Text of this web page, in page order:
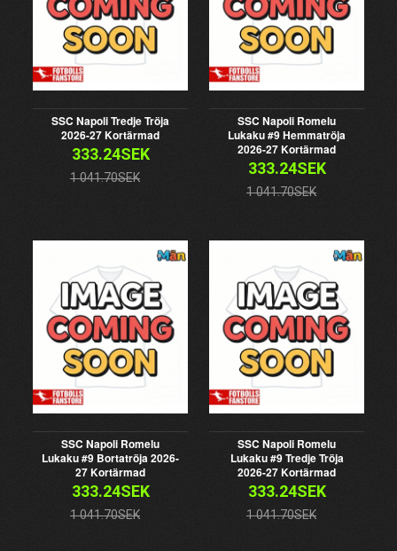
SSC Napoli Tredje Tröja
2026-27 Kortärmad
333.24SEK
1 041.70SEK
SSC Napoli Romelu
Lukaku #9 Hemmatröja
2026-27 Kortärmad
333.24SEK
1 041.70SEK
SSC Napoli Romelu
Lukaku #9 Bortatröja 2026-
27 Kortärmad
333.24SEK
1 041.70SEK
SSC Napoli Romelu
Lukaku #9 Tredje Tröja
2026-27 Kortärmad
333.24SEK
1 041.70SEK